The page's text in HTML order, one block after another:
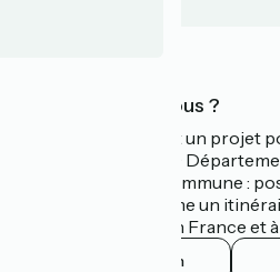
Qui sommes-nous ?
La Vélodyssée est un projet
par 3 Régions et 9
d'une ambition commune :
Vélodyssée comme un
tourisme à vélo en France et
Instagram